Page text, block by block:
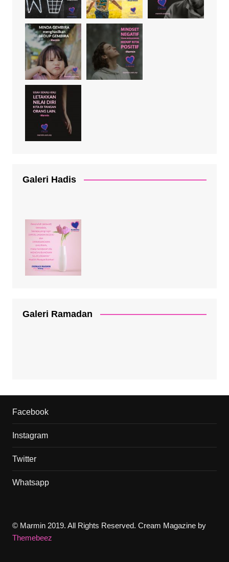
Galeri Hadis
Galeri Ramadan
Facebook
Instagram
Twitter
Whatsapp
© Marmin 2019. All Rights Reserved. Cream Magazine by
Themebeez